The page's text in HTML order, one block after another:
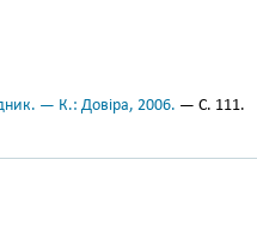
— К.: Довіра, 2006. — С. 111.